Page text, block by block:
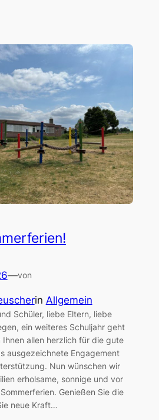
—von
in Allgemein
Schüler, liebe Eltern, liebe
ein weiteres Schuljahr geht
Ihnen allen herzlich für die gute
ausgezeichnete Engagement
Nun wünschen wir
erholsame, sonnige und vor
Genießen Sie die
neue Kraft…